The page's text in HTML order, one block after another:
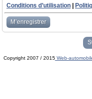
Conditions d’utilisation
M’enregistrer
Copyright 2007 / 2015Web-